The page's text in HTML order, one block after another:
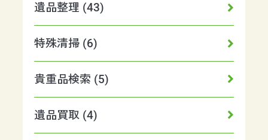
遺品整理 (43)
特殊清掃 (6)
貴重品検索 (5)
遺品買取 (4)